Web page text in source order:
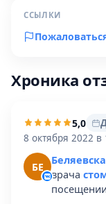
ССЫЛКИ
Хроника
5,0
8 октября 2022 в
БЕ
врача
посещении